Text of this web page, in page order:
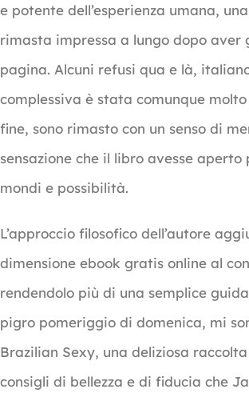
e potente dell’esperienza umana,
rimasta impressa a lungo dopo aver
pagina. Alcuni refusi qua e là,
complessiva è stata comunque
fine, sono rimasto con un senso di
sensazione che il libro avesse aperto
mondi e possibilità.
L’approccio filosofico dell’autore
dimensione ebook gratis online al
rendendolo più di una semplice
pigro pomeriggio di domenica, mi
Brazilian Sexy, una deliziosa
consigli di bellezza e di fiducia che